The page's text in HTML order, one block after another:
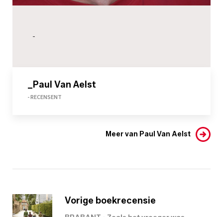
-
_Paul Van Aelst
- RECENSENT
Meer van Paul Van Aelst
Vorige boekrecensie